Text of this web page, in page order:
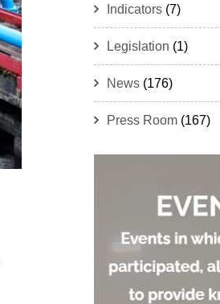
Indicators (7)
Legislation (1)
News (176)
Press Room (167)